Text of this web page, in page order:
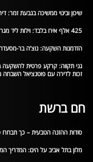
שיכון ובינוי ממשיכה בגבעת זמר: דירות 5 חדרים החל מ־2.99 מיליון ₪ בשכונת הבוטיק
425 אלף אירו בלבד: וילות ליד מגרש הגולף בפאפוס עם הסכם שכירות ל־10 שנים
הזדמנות השקעה: נוצ’ה בר-
זכות לדירה עם פוטנציאל השבחה
חם ברשת
סודות ההזנה הטבעית – כך תבחרו
מלון בתל אביב על הים: המדריך